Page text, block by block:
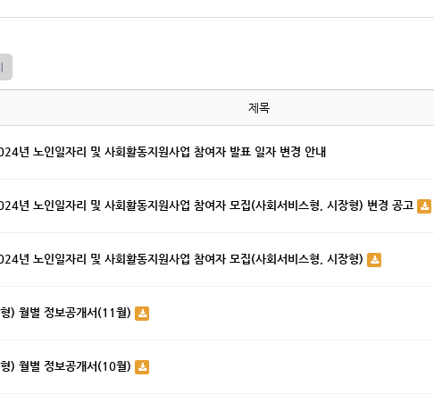
제목
년 노인일자리 및 사회활동지원사업 참여자 발표 일자 변경 안내
년 노인일자리 및 사회활동지원사업 참여자 모집(사회서비스형, 시장형) 변경 공고
년 노인일자리 및 사회활동지원사업 참여자 모집(사회서비스형, 시장형)
) 월별 정보공개서(11월)
) 월별 정보공개서(10월)